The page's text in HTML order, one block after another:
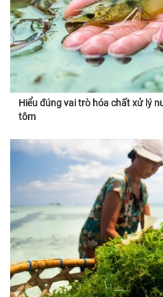
Hiểu đúng vai trò hóa chất xử lý
tôm